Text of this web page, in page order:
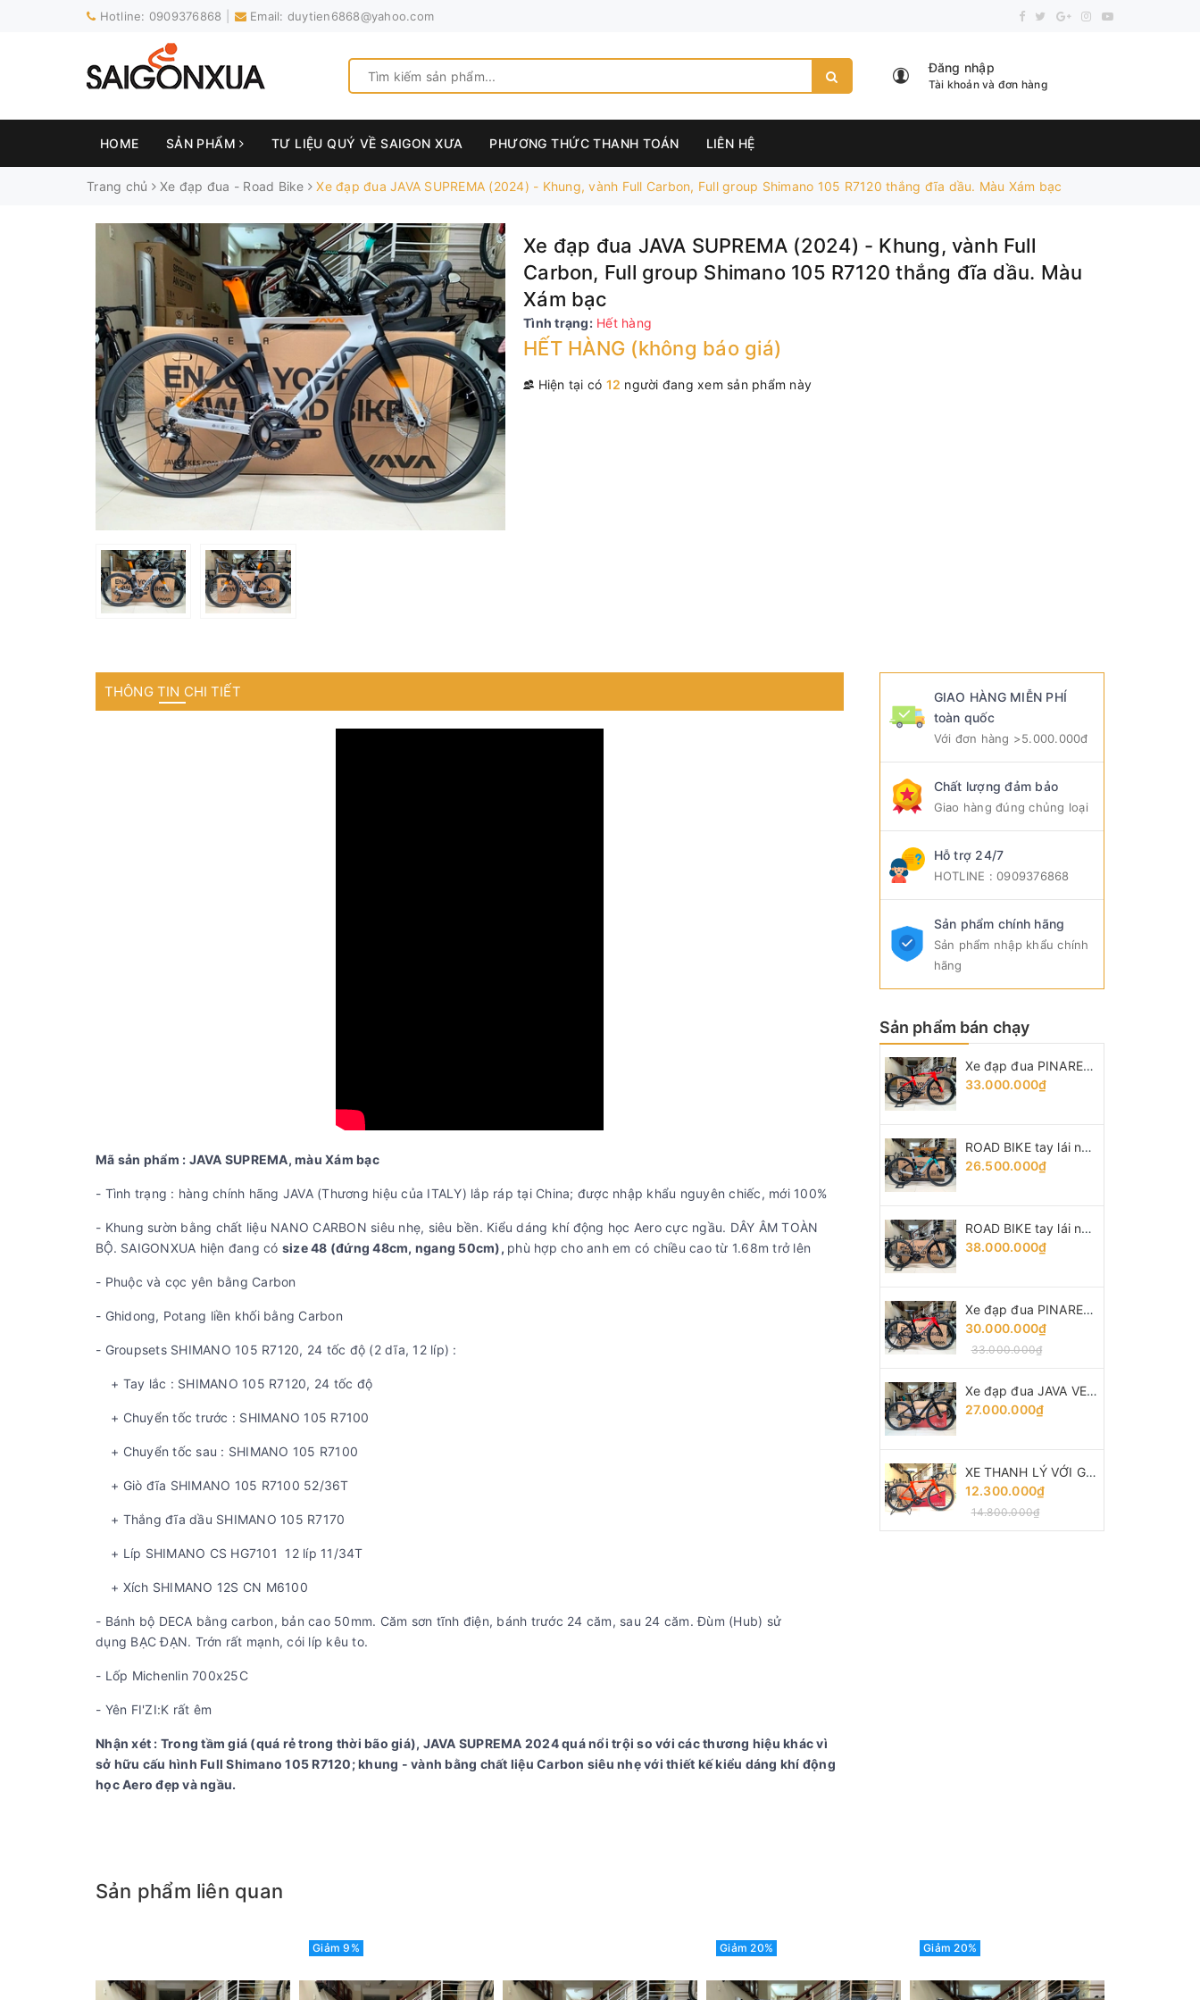
Hotline: 0909376868 Email: duytien6868@yahoo.com
Đăng nhập
Tài khoản và đơn hàng
HOME SẢN PHẨM TƯ LIỆU QUÝ VỀ SAIGON XƯA PHƯƠNG THỨC THANH TOÁN LIÊN HỆ
Trang chủ Xe đạp đua - Road Bike Xe đạp đua JAVA SUPREMA (2024) - Khung, vành Full Carbon, Full group Shimano 105 R7120 thắng đĩa dầu. Màu Xám bạc
Xe đạp đua JAVA SUPREMA (2024) - Khung, vành Full
Carbon, Full group Shimano 105 R7120 thắng đĩa dầu. Màu
Xám bạc
Tình trạng: Hết hàng
HẾT HÀNG (không báo giá)
Hiện tại có 12 người đang xem sản phẩm này
THÔNG TIN CHI TIẾT
Mã sản phẩm : JAVA SUPREMA, màu Xám bạc
- Tình trạng : hàng chính hãng JAVA (Thương hiệu của ITALY) lắp ráp tại China; được nhập khẩu nguyên chiếc, mới 100%
- Khung sườn bằng chất liệu NANO CARBON siêu nhẹ, siêu bền. Kiểu dáng khí động học Aero cực ngầu. DÂY ÂM TOÀN
BỘ. SAIGONXUA hiện đang có size 48 (đứng 48cm, ngang 50cm), phù hợp cho anh em có chiều cao từ 1.68m trở lên
- Phuộc và cọc yên bằng Carbon
- Ghidong, Potang liền khối bằng Carbon
- Groupsets SHIMANO 105 R7120, 24 tốc độ (2 dĩa, 12 líp) :
+ Tay lắc : SHIMANO 105 R7120, 24 tốc độ
+ Chuyển tốc trước : SHIMANO 105 R7100
+ Chuyển tốc sau : SHIMANO 105 R7100
+ Giò đĩa SHIMANO 105 R7100 52/36T
+ Thắng đĩa dầu SHIMANO 105 R7170
+ Líp SHIMANO CS HG7101 12 líp 11/34T
+ Xích SHIMANO 12S CN M6100
- Bánh bộ DECA bằng carbon, bản cao 50mm. Căm sơn tĩnh điện, bánh trước 24 căm, sau 24 căm. Đùm (Hub) sử
dụng BẠC ĐẠN. Trớn rất mạnh, cói líp kêu to.
- Lốp Michenlin 700x25C
- Yên FI'ZI:K rất êm
Nhận xét : Trong tầm giá (quá rẻ trong thời bão giá), JAVA SUPREMA 2024 quá nổi trội so với các thương hiệu khác vì
sở hữu cấu hình Full Shimano 105 R7120; khung - vành bằng chất liệu Carbon siêu nhẹ với thiết kế kiểu dáng khí động
học Aero đẹp và ngầu.
GIAO HÀNG MIỄN PHÍ
toàn quốc
Với đơn hàng >5.000.000đ
Chất lượng đảm bảo
Giao hàng đúng chủng loại
Hỗ trợ 24/7
HOTLINE : 0909376868
Sản phẩm chính hãng
Sản phẩm nhập khẩu chính
hãng
Sản phẩm bán chạy
Xe đạp đua PINARELLO DOGMA F (F14) - Khung, vành Full Carbon, Full group Shimano 105 R7120 thắng đĩa dầu. Màu Đen/Đỏ
33.000.000₫
ROAD BIKE tay lái ngang PINA F14, Khung carbon - vành nhôm, groupsets Shimano 105. Thắng đĩa dầu
26.500.000₫
ROAD BIKE tay lái ngang HI-LIGHT R6 Disc, Khung TITANIUM - vành Carbon, groupsets Shimano 105 R7000 thắng dĩa dầu
38.000.000₫
Xe đạp đua PINARELLO DOGMA F10 - Khung, vành Full Carbon, Full group Shimano 105 R7000. Màu Đen/Đỏ
30.000.000₫
33.000.000₫
Xe đạp đua JAVA VESUVIO (2024) - Khung Carbon, full group Shimano 105 R7120 thắng đĩa dầu
27.000.000₫
XE THANH LÝ VỚI GIÁ GỐC : TWITTER THUNDER - Khung, vành full Carbon, groupsets Retrospec 12 LÍP. Màu Cam
12.300.000₫
14.800.000₫
Sản phẩm liên quan
Giảm 20% Giảm 20%